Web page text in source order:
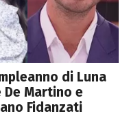
di Luna
Martino e
Fidanzati